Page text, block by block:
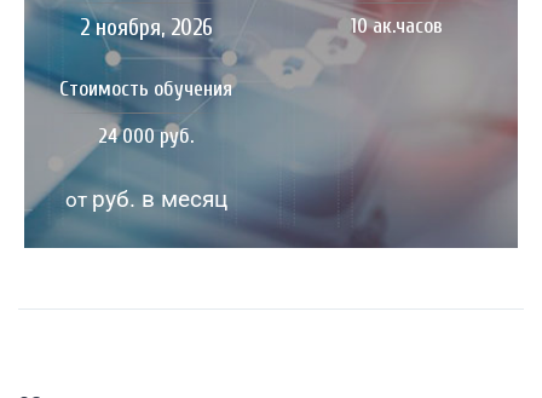
2 ноября, 2026 10 ак.часов
Стоимость обучения
24 000 руб.
от руб. в месяц